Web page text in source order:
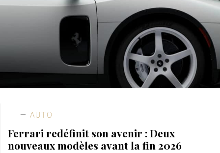
AUTO
Ferrari redéfinit son avenir : Deux
nouveaux modèles avant la fin 2026